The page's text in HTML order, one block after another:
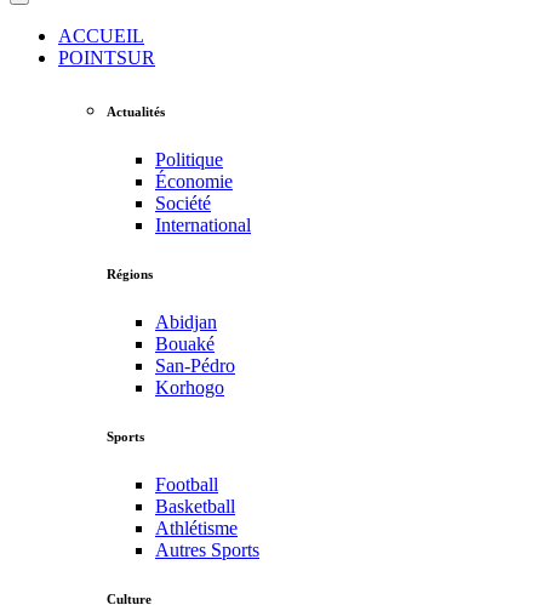
ACCUEIL
POINTSUR
Actualités
Politique
Économie
Société
International
Régions
Abidjan
Bouaké
San-Pédro
Korhogo
Sports
Football
Basketball
Athlétisme
Autres Sports
Culture